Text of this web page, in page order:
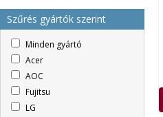
Szűrés gyártók szerint
Minden gyártó
Acer
AOC
Fujitsu
LG